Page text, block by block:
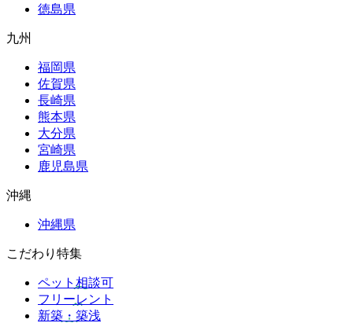
徳島県
九州
福岡県
佐賀県
長崎県
熊本県
大分県
宮崎県
鹿児島県
沖縄
沖縄県
こだわり特集
ペット相談可
フリーレント
新築・築浅